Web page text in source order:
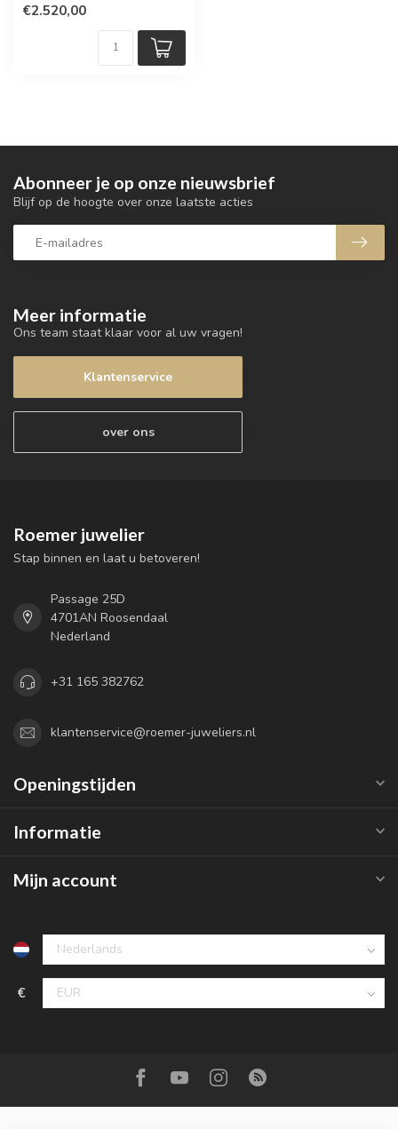
€2.520,00
Meer informatie
Ons team staat klaar voor al uw vragen!
Klantenservice
over ons
Abonneer je op onze nieuwsbrief
Blijf op de hoogte over onze laatste acties
Roemer juwelier
Stap binnen en laat u betoveren!
Passage 25D
4701AN Roosendaal
Nederland
+31 165 382762
klantenservice@roemer-juweliers.nl
Openingstijden
Informatie
Mijn account
€